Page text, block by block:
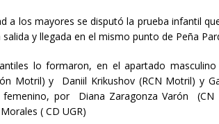
a los mayores se disputó la prueba infantil
y llegada en el mismo punto de Peña
lo formaron, en el apartado
Motril) y Daniil Krikushov (RCN Motril) y
femenino, por Diana Zaragonza Varón
( CD UGR)